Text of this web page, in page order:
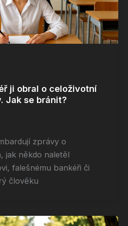
ji obral o celoživotní
Jak se bránit?
zprávy o
jak někdo naletěl
falešnému bankéři či
člověku